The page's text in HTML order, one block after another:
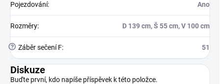
Pojezdování: Ano
Rozměry: D 139 cm, Š 55 cm, V 100 cm
? Záběr sečení F: 51
Diskuze
Buďte první, kdo napíše příspěvek k této položce.